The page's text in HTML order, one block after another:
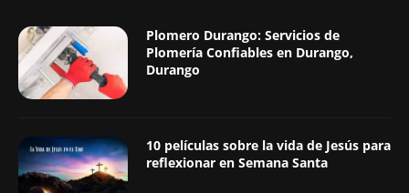
Plomero Durango: Servicios de
Plomería Confiables en Durango,
Durango
10 películas sobre la vida de Jesús para
reflexionar en Semana Santa